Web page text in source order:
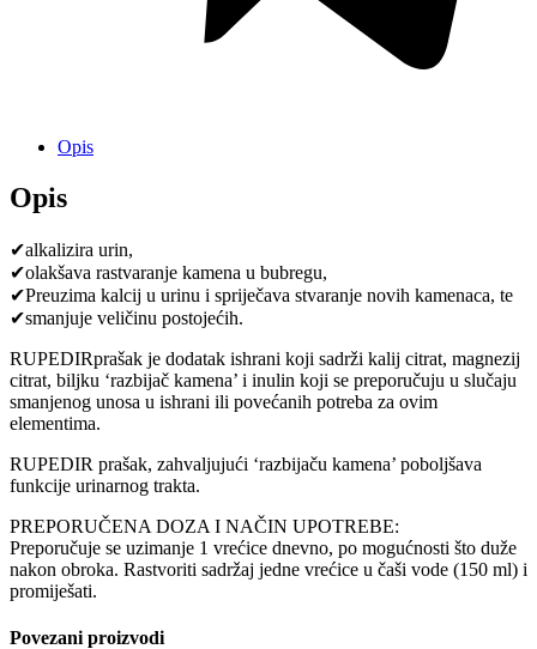
Opis
Opis
✔alkalizira urin,
✔olakšava rastvaranje kamena u bubregu,
✔Preuzima kalcij u urinu i spriječava stvaranje novih kamenaca, te
✔smanjuje veličinu postojećih.
RUPEDIRprašak je dodatak ishrani koji sadrži kalij citrat, magnezij
citrat, biljku ‘razbijač kamena’ i inulin koji se preporučuju u slučaju
smanjenog unosa u ishrani ili povećanih potreba za ovim
elementima.
RUPEDIR prašak, zahvaljujući ‘razbijaču kamena’ poboljšava
funkcije urinarnog trakta.
PREPORUČENA DOZA I NAČIN UPOTREBE:
Preporučuje se uzimanje 1 vrećice dnevno, po mogućnosti što duže
nakon obroka. Rastvoriti sadržaj jedne vrećice u čaši vode (150 ml) i
promiješati.
Povezani proizvodi